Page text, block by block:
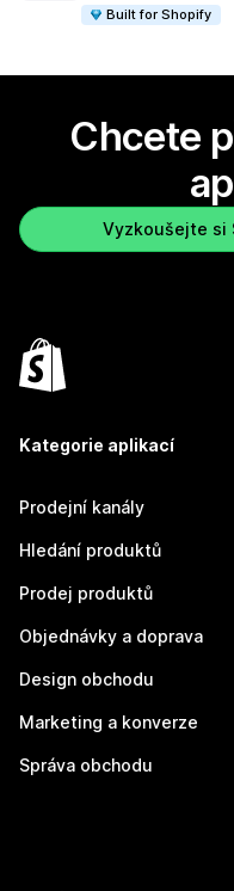
Built for Shopify
Chcete
Vyzkoušejte si
Kategorie aplikací
Prodejní kanály
Hledání produktů
Prodej produktů
Objednávky a doprava
Design obchodu
Marketing a konverze
Správa obchodu